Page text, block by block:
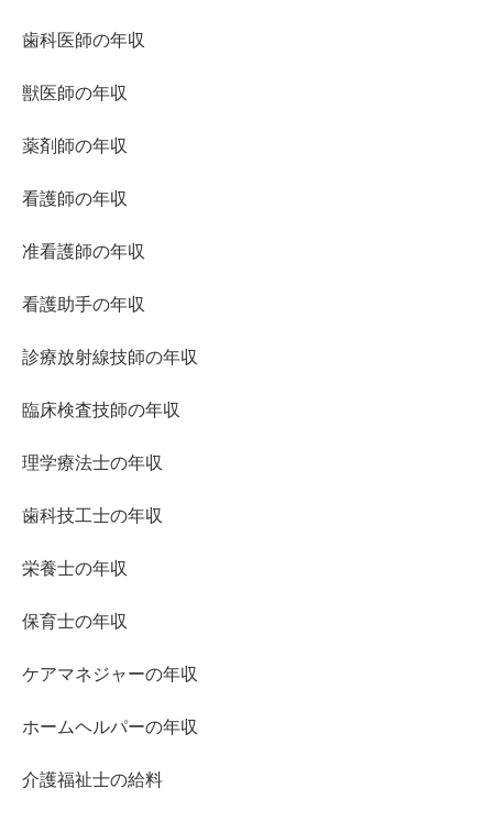
歯科医師の年収
獣医師の年収
薬剤師の年収
看護師の年収
准看護師の年収
看護助手の年収
診療放射線技師の年収
臨床検査技師の年収
理学療法士の年収
歯科技工士の年収
栄養士の年収
保育士の年収
ケアマネジャーの年収
ホームヘルパーの年収
介護福祉士の給料